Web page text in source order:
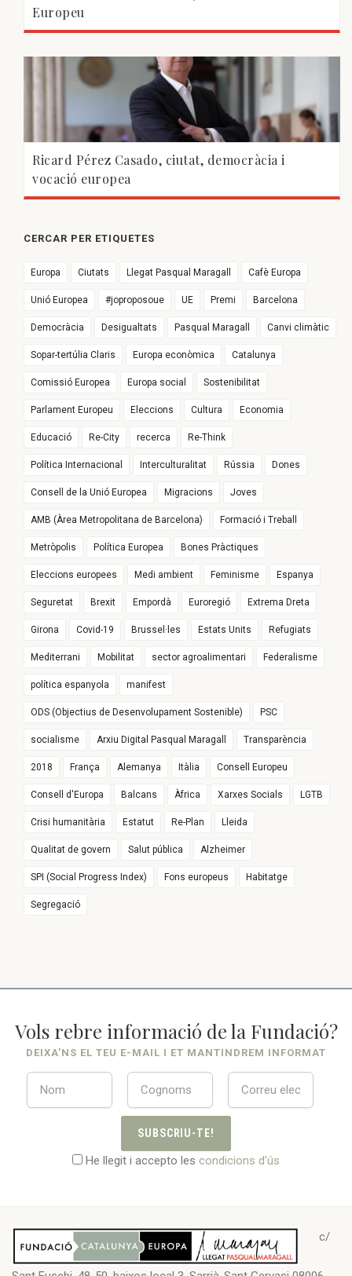
Europeu
Ricard Pérez Casado, ciutat, democràcia i
vocació europea
CERCAR PER ETIQUETES
Europa Ciutats Llegat Pasqual Maragall Cafè Europa
Unió Europea #joproposoue UE Premi Barcelona
Democràcia Desigualtats Pasqual Maragall Canvi climàtic
Sopar-tertúlia Claris Europa econòmica Catalunya
Comissió Europea Europa social Sostenibilitat
Parlament Europeu Eleccions Cultura Economia
Educació Re-City recerca Re-Think
Política Internacional Interculturalitat Rússia Dones
Consell de la Unió Europea Migracions Joves
AMB (Àrea Metropolitana de Barcelona) Formació i Treball
Metròpolis Política Europea Bones Pràctiques
Eleccions europees Medi ambient Feminisme Espanya
Seguretat Brexit Empordà Euroregió Extrema Dreta
Girona Covid-19 Brussel·les Estats Units Refugiats
Mediterrani Mobilitat sector agroalimentari Federalisme
política espanyola manifest
ODS (Objectius de Desenvolupament Sostenible) PSC
socialisme Arxiu Digital Pasqual Maragall Transparència
2018 França Alemanya Itàlia Consell Europeu
Consell d'Europa Balcans Àfrica Xarxes Socials LGTB
Crisi humanitària Estatut Re-Plan Lleida
Qualitat de govern Salut pública Alzheimer
SPI (Social Progress Index) Fons europeus Habitatge
Segregació
Vols rebre informació de la Fundació?
DEIXA’NS EL TEU E-MAIL I ET MANTINDREM INFORMAT
SUBSCRIU-TE!
He llegit i accepto les condicions d'ús
c/